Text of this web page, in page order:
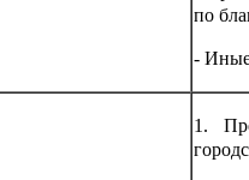
по
-
1.